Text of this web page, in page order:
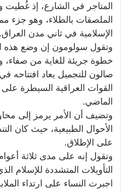
المتاجر في الشارع، إذ غُطيت
الملصقات بالطلاء، وهو جزء
الإسلامية في ثاني مدن العراق.
وتقول سولومون إن وضع هذه
خطوة جريئة للغاية من صفاء،
صالون للتجميل يعاد افتتاحه
القوات العراقية السيطرة
الماضي.
وتضيف أن الأمر يرمز إلى
الأحوال الطبيعية، حيث كان
على الإطلاق.
وتقول إنه على مدى ثلاثة
التأويلات المتشددة للإسلام
اجبرت النساء على ارتداء